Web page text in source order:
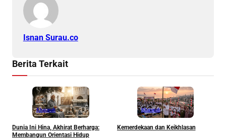
Isnan Surau.co
Berita Terkait
Khazanah
Dunia Ini Hina, Akhirat Berharga:
Membangun Orientasi Hidup
Khazanah
Kemerdekaan dan Keikhlasan